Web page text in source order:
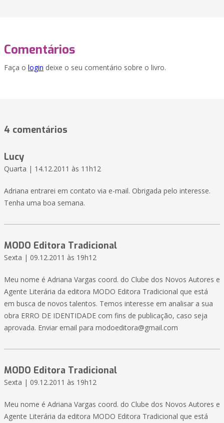
Comentários
Faça o login deixe o seu comentário sobre o livro.
4 comentários
Lucy
Quarta | 14.12.2011 às 11h12
Adriana entrarei em contato via e-mail. Obrigada pelo interesse.
Tenha uma boa semana.
MODO Editora Tradicional
Sexta | 09.12.2011 às 19h12
Meu nome é Adriana Vargas coord. do Clube dos Novos Autores e
Agente Literária da editora MODO Editora Tradicional que está
em busca de novos talentos. Temos interesse em analisar a sua
obra ERRO DE IDENTIDADE com fins de publicação, caso seja
aprovada. Enviar email para modoeditora@gmail.com
MODO Editora Tradicional
Sexta | 09.12.2011 às 19h12
Meu nome é Adriana Vargas coord. do Clube dos Novos Autores e
Agente Literária da editora MODO Editora Tradicional que está